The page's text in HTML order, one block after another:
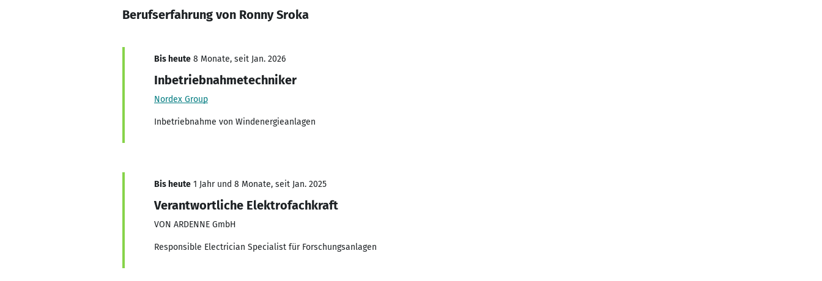
Berufserfahrung von Ronny Sroka
Bis heute 8 Monate, seit Jan. 2026
Inbetriebnahmetechniker
Nordex Group
Inbetriebnahme von Windenergieanlagen
Bis heute 1 Jahr und 8 Monate, seit Jan. 2025
Verantwortliche Elektrofachkraft
VON ARDENNE GmbH
Responsible Electrician Specialist für Forschungsanlagen